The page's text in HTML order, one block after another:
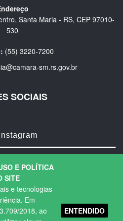
E POLÍTICA
SITE
e tecnologias
Em
2018, ao
ENTENDIDO
Santa Maria - RS, CEP 97010-
530
(55) 3220-7200
sm.rs.gov.br
SOCIAIS
Instagram
os direitos Reservados.